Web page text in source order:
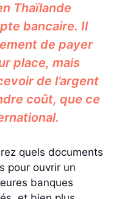
Thaïlande
bancaire. Il
de payer
place, mais
de l’argent
coût, que ce
quels documents
pour ouvrir un
banques